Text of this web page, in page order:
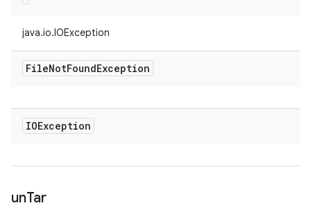
java.io.IOException
FileNotFoundException
IOException
unTar